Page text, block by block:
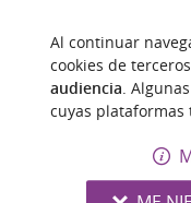
Al continuar
cookies de
audiencia .
cuyas plataformas